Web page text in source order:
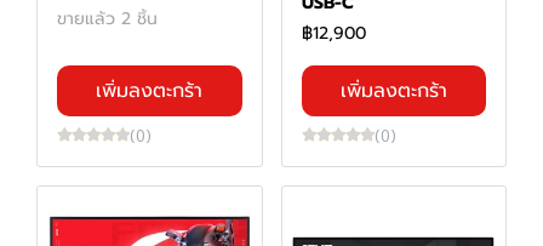
ขายแล้ว 2 ชิ้น
เพิ่มลงตะกร้า
(0)
฿12,900
เพิ่มลงตะกร้า
(0)